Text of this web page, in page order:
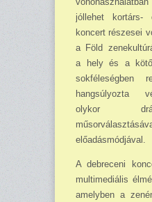
jóllehet kortárs-
koncert részesei
a Föld
a hely és a
sokféleségben
hangsúlyozta
olykor
előadásmódjával.
A debreceni
multimediális
amelyben a